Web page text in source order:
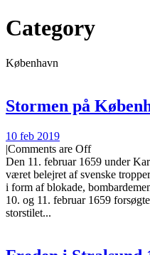
Category
København
Stormen på
10 feb 2019
|Comments are Off
Den 11. februar 1659 under
været belejret af svenske
i form af blokade,
10. og 11. februar 1659
storstilet...